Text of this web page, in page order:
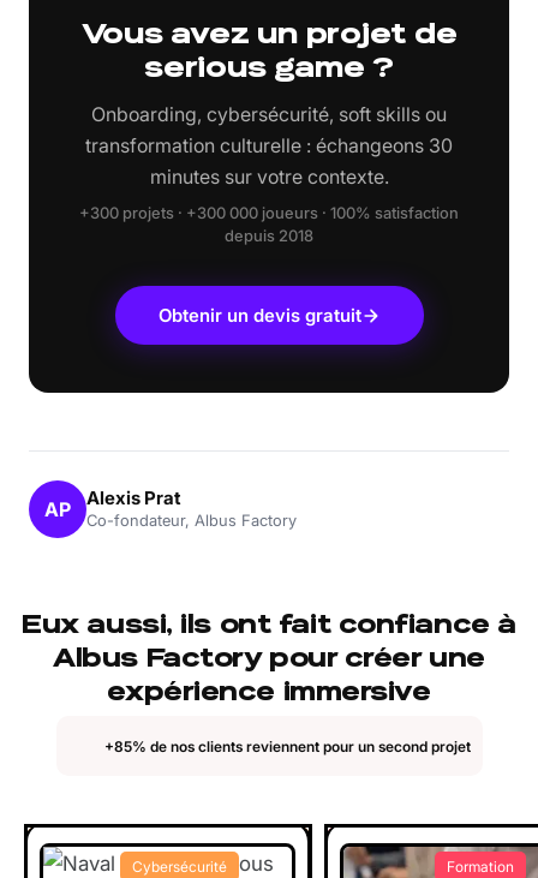
comme Capgemini, Naval Group, TotalEnergies ou le
Crédit Agricole, Albus Factory couvre la majorité des
Vous avez un projet de
serious game ?
Onboarding, cybersécurité, soft skills ou
transformation culturelle : échangeons 30
minutes sur votre contexte.
+300 projets · +300 000 joueurs · 100% satisfaction
depuis 2018
Obtenir un devis gratuit
AP Alexis Prat
Co-fondateur, Albus Factory
Eux aussi, ils ont fait confiance à
Albus Factory pour créer une
expérience immersive
+85% de nos clients reviennent pour un second projet
Cybersécurité Formation